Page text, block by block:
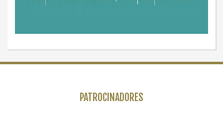
PATROCINADORES